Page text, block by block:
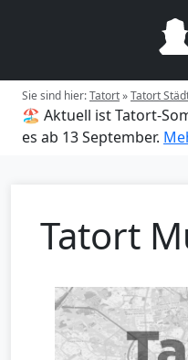
Sie sind hier:Tatort»Tatort
🏖️ Aktuell ist Tatort-
es ab 13 September.
Tatort